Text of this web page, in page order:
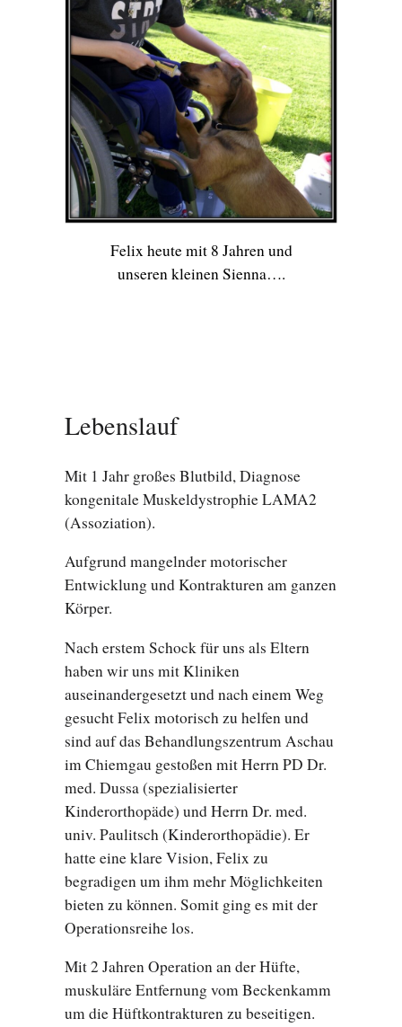
Felix heute mit 8 Jahren und
unseren kleinen Sienna….
Lebenslauf
Mit 1 Jahr großes Blutbild, Diagnose
kongenitale Muskeldystrophie LAMA2
(Assoziation).
Aufgrund mangelnder motorischer
Entwicklung und Kontrakturen am ganzen
Körper.
Nach erstem Schock für uns als Eltern
haben wir uns mit Kliniken
auseinandergesetzt und nach einem Weg
gesucht Felix motorisch zu helfen und
sind auf das Behandlungszentrum Aschau
im Chiemgau gestoßen mit Herrn PD Dr.
med. Dussa (spezialisierter
Kinderorthopäde) und Herrn Dr. med.
univ. Paulitsch (Kinderorthopädie). Er
hatte eine klare Vision, Felix zu
begradigen um ihm mehr Möglichkeiten
bieten zu können. Somit ging es mit der
Operationsreihe los.
Mit 2 Jahren Operation an der Hüfte,
muskuläre Entfernung vom Beckenkamm
um die Hüftkontrakturen zu beseitigen.